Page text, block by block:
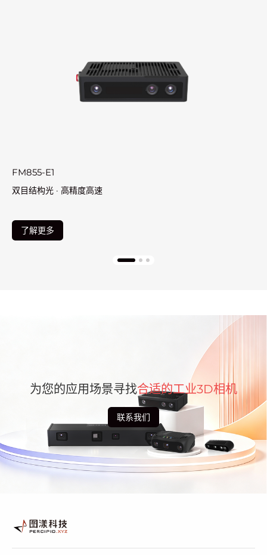
E1
光 · 高精度高速
为您的应用场景寻找合适的工业3D相机
联系我们